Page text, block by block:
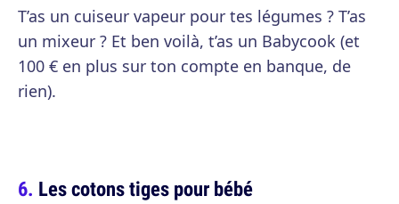
T’as un cuiseur vapeur pour tes légumes ? T’as
un mixeur ? Et ben voilà, t’as un Babycook (et
100 € en plus sur ton compte en banque, de
rien).
Les cotons tiges pour bébé